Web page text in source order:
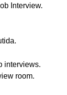
Interview.
interviews.
room.